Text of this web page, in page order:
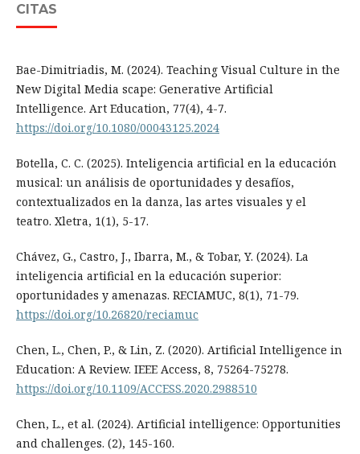
CITAS
Bae-Dimitriadis, M. (2024). Teaching Visual Culture in the
New Digital Media scape: Generative Artificial
Intelligence. Art Education, 77(4), 4-7.
https://doi.org/10.1080/00043125.2024
Botella, C. C. (2025). Inteligencia artificial en la educación
musical: un análisis de oportunidades y desafíos,
contextualizados en la danza, las artes visuales y el
teatro. Xletra, 1(1), 5-17.
Chávez, G., Castro, J., Ibarra, M., & Tobar, Y. (2024). La
inteligencia artificial en la educación superior:
oportunidades y amenazas. RECIAMUC, 8(1), 71-79.
https://doi.org/10.26820/reciamuc
Chen, L., Chen, P., & Lin, Z. (2020). Artificial Intelligence in
Education: A Review. IEEE Access, 8, 75264-75278.
https://doi.org/10.1109/ACCESS.2020.2988510
Chen, L., et al. (2024). Artificial intelligence: Opportunities
and challenges. (2), 145-160.